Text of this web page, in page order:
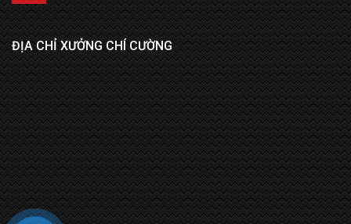
ĐỊA CHỈ XƯỞNG CHÍ CƯỜNG